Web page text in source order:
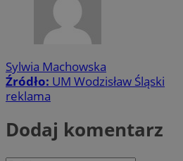
Sylwia Machowska
Źródło: UM Wodzisław Śląski
reklama
Dodaj komentarz